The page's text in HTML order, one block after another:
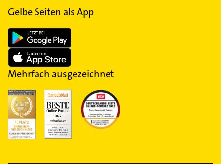
Gelbe Seiten als App
Mehrfach ausgezeichnet